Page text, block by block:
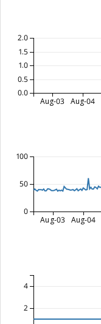
Aug-03 Aug-04
0.0
0.5
1.0
1.5
2.0
Aug-03 Aug-04
0
50
100
2
4